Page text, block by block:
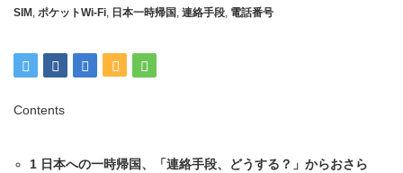
SIM , ポケットWi-Fi, 日本一時帰国 , 連絡手段, 電話番号
Contents
1 日本への一時帰国、「連絡手段、どうする？」からおさら